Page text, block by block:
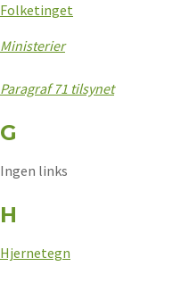
Folketinget
Ministerier
Paragraf 71 tilsynet
G
Ingen links
H
Hjernetegn